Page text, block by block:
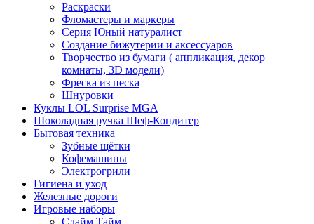
Раскраски
Фломастеры и маркеры
Серия Юный натуралист
Создание бижутерии и аксессуаров
Творчество из бумаги ( аппликация, декор
комнаты, 3D модели)
Фреска из песка
Шнуровки
Куклы LOL Surprise MGA
Шоколадная ручка Шеф-Кондитер
Бытовая техника
Зубные щётки
Кофемашины
Электрогрили
Гигиена и уход
Железные дороги
Игровые наборы
Слайм Тайм